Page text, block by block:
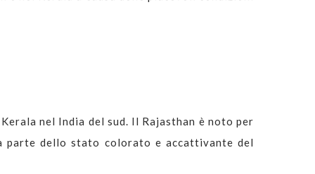
nel India del sud. Il Rajasthan è noto per
parte dello stato colorato e accattivante del